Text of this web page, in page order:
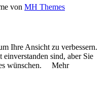
von MH Themes
Ihre Ansicht zu verbessern.
einverstanden sind, aber Sie
wünschen.
Mehr